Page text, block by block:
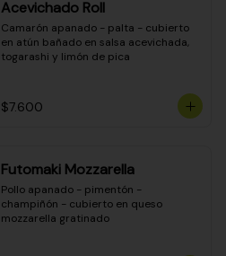
Acevichado Roll
Camarón apanado - palta - cubierto
en atún bañado en salsa acevichada,
togarashi y limón de pica
$7.600
Futomaki Mozzarella
Pollo apanado - pimentón -
champiñón - cubierto en queso
mozzarella gratinado